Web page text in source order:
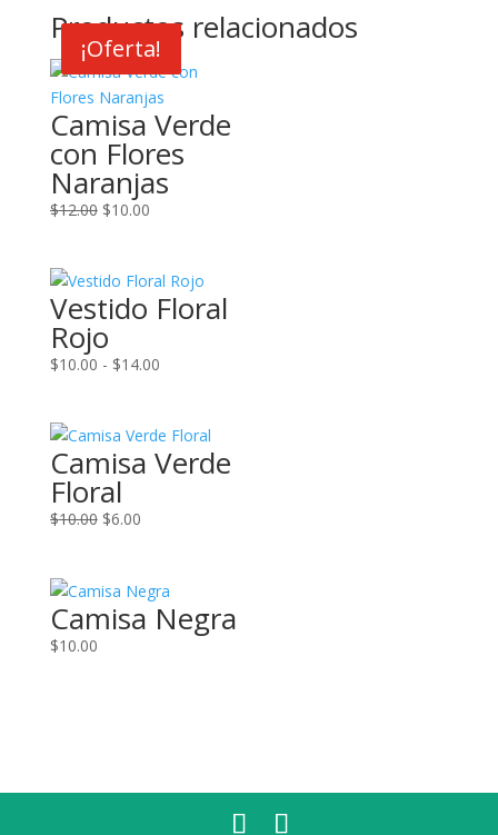
Productos relacionados
¡Oferta!
Camisa Verde
con Flores
Naranjas
$12.00 El
era:
$12.00.
$10.00El
es:
$10.00.
Vestido Floral
Rojo
$10.00 - $14.00Rango
desde
$10.00
¡Oferta!
Camisa Verde
Floral
$10.00 El
era:
$10.00.
$6.00El
es:
$6.00.
Camisa Negra
$10.00